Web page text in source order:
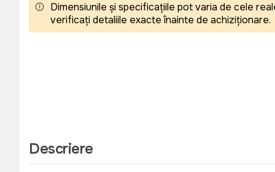
Dimensiunile și specificațiile pot varia de cele
verificați detaliile exacte înainte de achiziționare.
Descriere